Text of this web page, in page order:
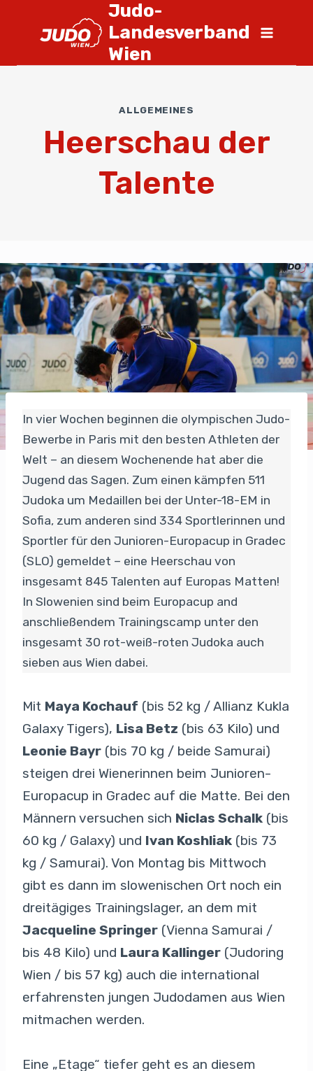
Judo-
Landesverband
Wien
ALLGEMEINES
Heerschau der
Talente
In vier Wochen beginnen die olympischen Judo-
Bewerbe in Paris mit den besten Athleten der
Welt – an diesem Wochenende hat aber die
Jugend das Sagen. Zum einen kämpfen 511
Judoka um Medaillen bei der Unter-18-EM in
Sofia, zum anderen sind 334 Sportlerinnen und
Sportler für den Junioren-Europacup in Gradec
(SLO) gemeldet – eine Heerschau von
insgesamt 845 Talenten auf Europas Matten!
In Slowenien sind beim Europacup and
anschließendem Trainingscamp unter den
insgesamt 30 rot-weiß-roten Judoka auch
sieben aus Wien dabei.
Mit Maya Kochauf (bis 52 kg / Allianz Kukla
Galaxy Tigers), Lisa Betz (bis 63 Kilo) und
Leonie Bayr (bis 70 kg / beide Samurai)
steigen drei Wienerinnen beim Junioren-
Europacup in Gradec auf die Matte. Bei den
Männern versuchen sich Niclas Schalk (bis
60 kg / Galaxy) und Ivan Koshliak (bis 73
kg / Samurai). Von Montag bis Mittwoch
gibt es dann im slowenischen Ort noch ein
dreitägiges Trainingslager, an dem mit
Jacqueline Springer (Vienna Samurai /
bis 48 Kilo) und Laura Kallinger (Judoring
Wien / bis 57 kg) auch die international
erfahrensten jungen Judodamen aus Wien
mitmachen werden.
Eine „Etage“ tiefer geht es an diesem